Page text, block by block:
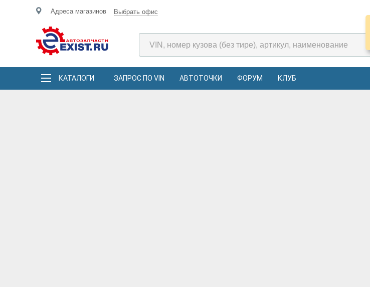
Адреса магазинов Выбрать офис
КАТАЛОГИ ЗАПРОС ПО VIN АВТОТОЧКИ ФОРУМ КЛУБ